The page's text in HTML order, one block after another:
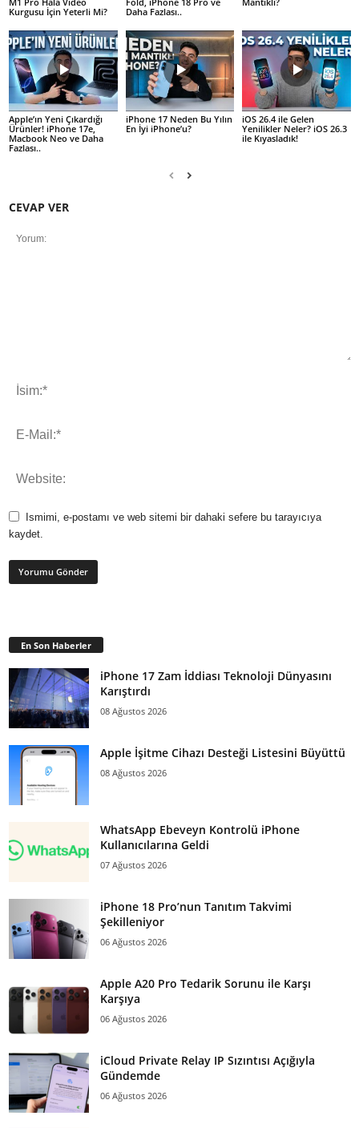
Kurgusu İçin Yeterli Mi?
Daha Fazlası..
Apple’ın Yeni Çıkardığı
Ürünler! iPhone 17e,
Macbook Neo ve Daha
Fazlası..
iPhone 17 Neden Bu Yılın
En İyi iPhone’u?
iOS 26.4 ile Gelen
Yenilikler Neler? iOS 26.3
ile Kıyasladık!
CEVAP VER
Ismimi, e-postamı ve web sitemi bir dahaki sefere bu tarayıcıya
kaydet.
En Son Haberler
iPhone 17 Zam İddiası Teknoloji Dünyasını
Karıştırdı
08 Ağustos 2026
Apple İşitme Cihazı Desteği Listesini Büyüttü
08 Ağustos 2026
WhatsApp Ebeveyn Kontrolü iPhone
Kullanıcılarına Geldi
07 Ağustos 2026
iPhone 18 Pro’nun Tanıtım Takvimi
Şekilleniyor
06 Ağustos 2026
Apple A20 Pro Tedarik Sorunu ile Karşı
Karşıya
06 Ağustos 2026
iCloud Private Relay IP Sızıntısı Açığıyla
Gündemde
06 Ağustos 2026